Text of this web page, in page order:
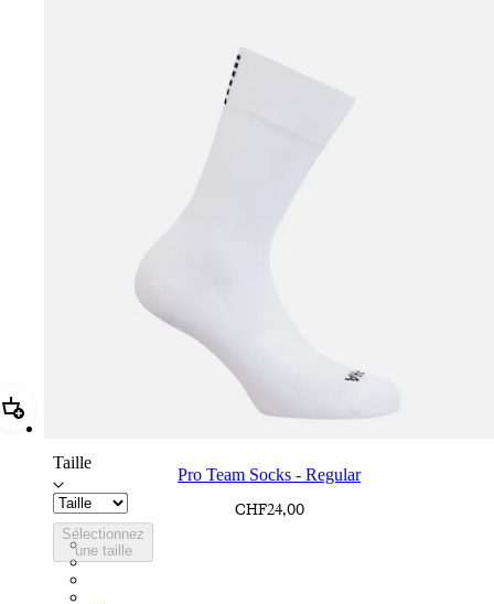
Ajouter Pro Team Socks - Regular
Taille
Sélectionnez
une taille
Pro Team Socks - Regular
CHF24,00
PSK08XXWHB
PSK08XXBLW